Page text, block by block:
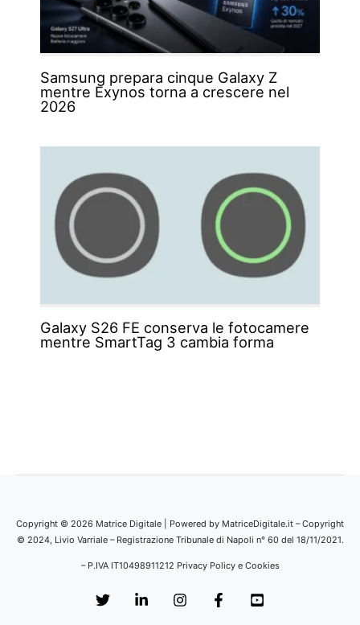
Samsung prepara cinque Galaxy Z
mentre Exynos torna a crescere nel
2026
Galaxy S26 FE conserva le fotocamere
mentre SmartTag 3 cambia forma
Copyright © 2026 Matrice Digitale | Powered by MatriceDigitale.it – Copyright
© 2024, Livio Varriale – Registrazione Tribunale di Napoli n° 60 del 18/11/2021.
– P.IVA IT10498911212 Privacy Policy e Cookies